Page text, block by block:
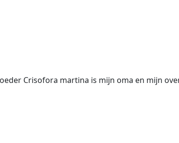
Crisofora martina is mijn oma en mijn